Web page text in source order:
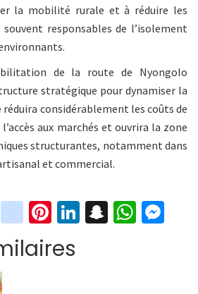
la mobilité rurale et à réduire les
souvent responsables de l’isolement
de la route de Nyongolo
stratégique pour dynamiser la
considérablement les coûts de
aux marchés et ouvrira la zone
structurantes, notamment dans
et commercial.
T
wi
tt
in
st
ag
Pi
er
Li S W